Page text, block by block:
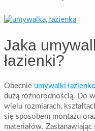
Jaka
łazienki?
Obecnie umywalki
dużą różnorodnością. Do
wielu rozmiarach,
się sposobem montażu
materiałów. Zastanawiając